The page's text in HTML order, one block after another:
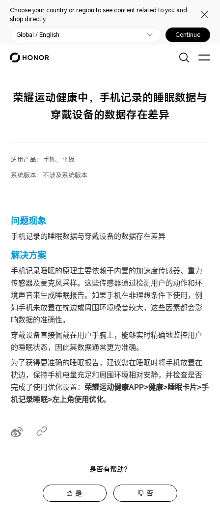
Choose your country or region to see content related to you and
shop directly.
Global / English Continue
荣耀运动健康中，手机记录的睡眠数据与
穿戴设备的数据存在差异
适用产品： 手机，平板
系统版本：不涉及系统版本
问题现象
手机记录的睡眠数据与穿戴设备的数据存在差异
解决方案
手机记录睡眠的原理主要依赖于内置的加速度传感器、重力
传感器及麦克风采样。这些传感器通过检测用户的动作和环
境声音来生成睡眠报告。如果手机在非理想条件下使用，例
如手机未放置在枕边或周围环境噪音较大，这些因素都会影
响数据的准确性。
穿戴设备直接佩戴在用户手腕上，能够实时精确地监控用户
的睡眠状态，因此其数据通常更为准确。
为了获得更准确的睡眠报告，建议您在睡眠时将手机放置在
枕边，保持手机电量充足和周围环境相对安静，并检查是否
完成了使用优化设置： 荣耀运动健康APP>健康>睡眠卡片>手
机记录睡眠>左上角使用优化。
是否有帮助？
是 否